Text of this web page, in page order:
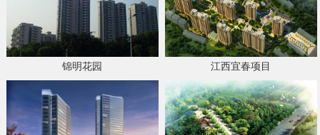
锦明花园 江西宜春项目